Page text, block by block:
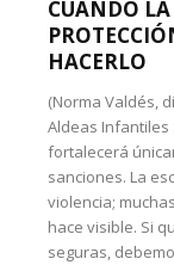
CUANDO LA
HACERLO
(Norma Valdés,
Aldeas Infantiles
fortalecerá
sanciones. La
violencia;
hace visible. Si
seguras,